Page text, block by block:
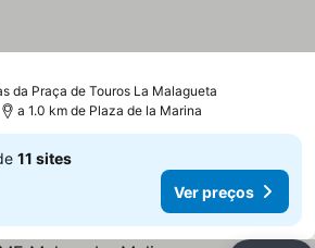
da Praça de Touros La Malagueta
a 1.0 km de Plaza de la Marina
11 sites
Ver preços